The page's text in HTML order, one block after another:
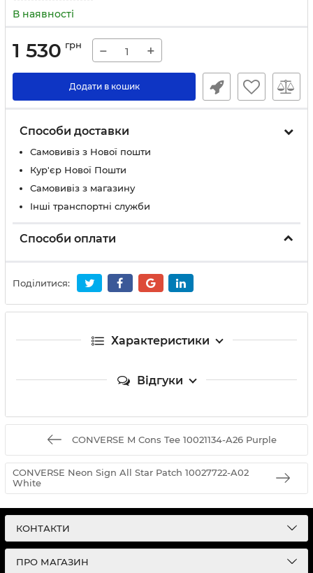
В наявності
1 530 грн − +
Додати в кошик
Способи доставки
Самовивіз з Нової пошти
Кур'єр Нової Пошти
Самовивіз з магазину
Інші транспортні служби
Способи оплати
Поділитися:
Характеристики
Відгуки
CONVERSE M Cons Tee 10021134-A26 Purple
CONVERSE Neon Sign All Star Patch 10027722-A02
White
КОНТАКТИ
ПРО МАГАЗИН